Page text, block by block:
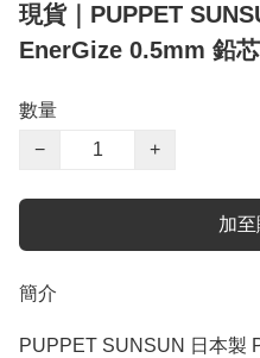
現貨｜PUPPET
EnerGize 0.5mm 鉛
數量
−
+
加
簡介
PUPPET SUNSUN 日本製